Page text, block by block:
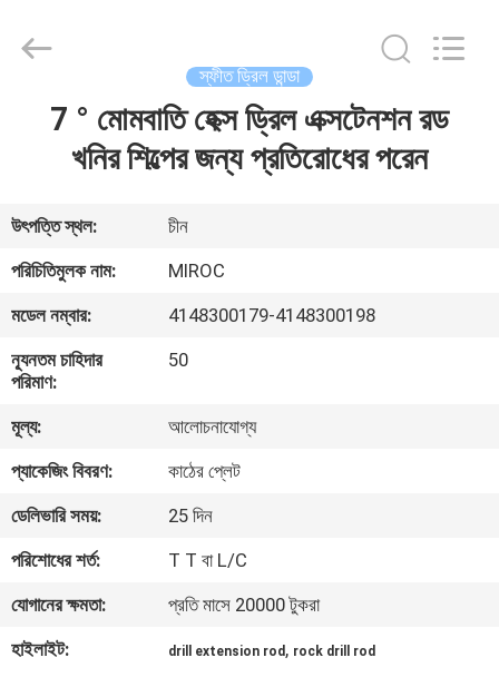
আমাদের
সম্পর্কে
কারখানা
ভ্রমণ
মান
নিয়ন্ত্রণ
যোগাযোগ
করুন
স্ফীত ড্রিল ডান্ডা
7 ° মোমবাতি হেক্স ড্রিল এক্সটেনশন রড
খনির শিল্পের জন্য প্রতিরোধের পরেন
উৎপত্তি স্থল:
চীন
পরিচিতিমুলক নাম:
MIROC
মডেল নম্বার:
4148300179-4148300198
ন্যূনতম চাহিদার
পরিমাণ:
50
মূল্য:
আলোচনাযোগ্য
প্যাকেজিং বিবরণ:
কাঠের প্লেট
ডেলিভারি সময়:
25 দিন
পরিশোধের শর্ত:
T T বা L/C
যোগানের ক্ষমতা:
প্রতি মাসে 20000 টুকরা
হাইলাইট:
drill extension rod , rock drill rod